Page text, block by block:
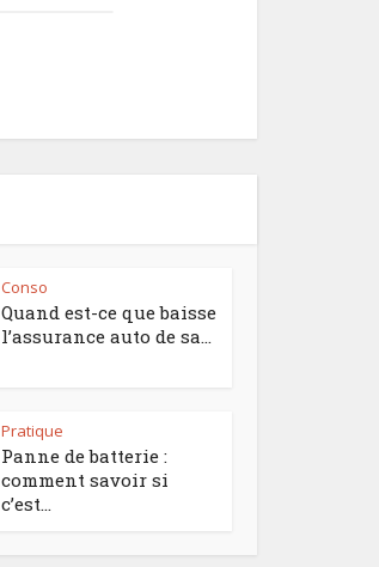
Conso
Quand est-ce que baisse
l’assurance auto de sa...
Pratique
Panne de batterie :
comment savoir si
c’est...